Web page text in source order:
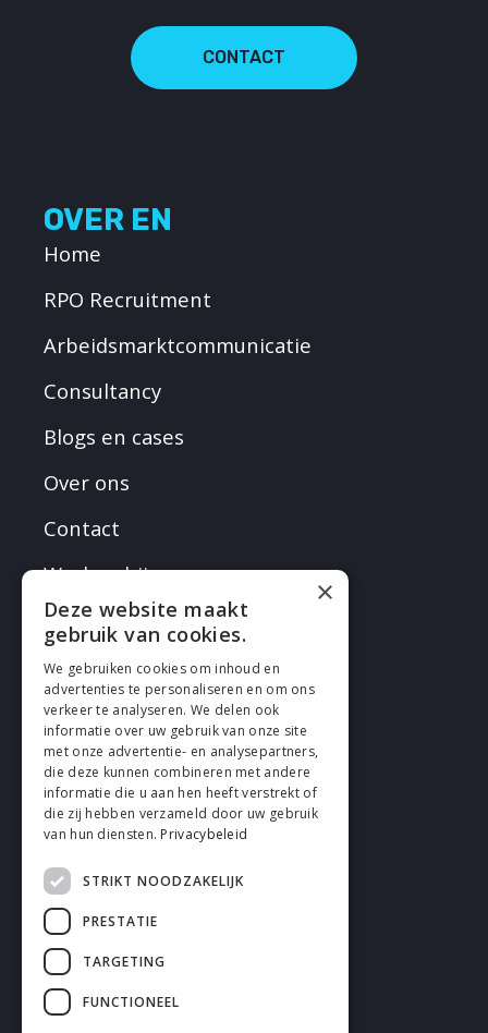
CONTACT
OVER EN
Home
RPO Recruitment
Arbeidsmarktcommunicatie
Consultancy
Blogs en cases
Over ons
Contact
Werken bij
VOLG EN
Cookies
Privacy
Disclaimer
Algemene voorwaarden
×
Deze website maakt
gebruik van cookies.
We gebruiken cookies om inhoud en
advertenties te personaliseren en om ons
verkeer te analyseren. We delen ook
informatie over uw gebruik van onze site
met onze advertentie- en analysepartners,
die deze kunnen combineren met andere
informatie die u aan hen heeft verstrekt of
die zij hebben verzameld door uw gebruik
van hun diensten. Privacybeleid
STRIKT NOODZAKELIJK
PRESTATIE
TARGETING
FUNCTIONEEL